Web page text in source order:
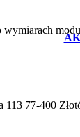
113 77-400